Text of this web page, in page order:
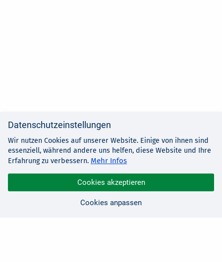
Datenschutzeinstellungen
Wir nutzen Cookies auf unserer Website. Einige von ihnen sind
essenziell, während andere uns helfen, diese Website und Ihre
Erfahrung zu verbessern. Mehr Infos
Cookies akzeptieren
Cookies anpassen